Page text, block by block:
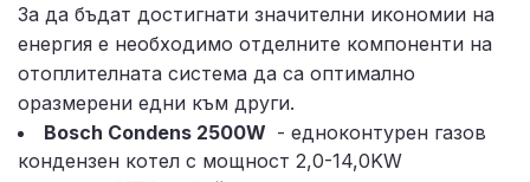
За да бъдат достигнати значителни икономии на
енергия е необходимо отделните компоненти на
отоплителната система да са оптимално
оразмерени едни към други.
Bosch Condens 2500W - едноконтурен газов
кондензен котел с мощност 2,0-14,0KW